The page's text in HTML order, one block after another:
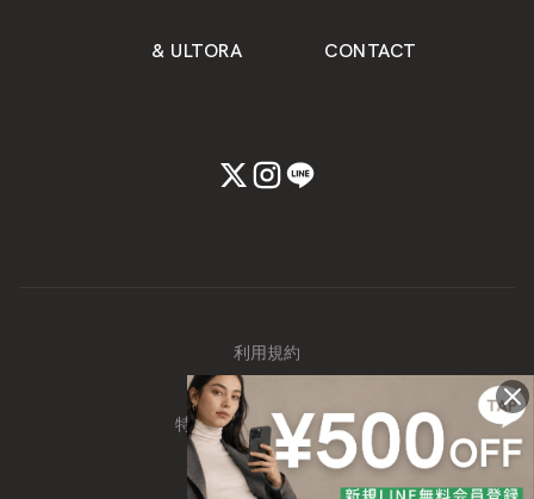
& ULTORA CONTACT
利用規約
個人情報保護方針
特定商取引に関する表記